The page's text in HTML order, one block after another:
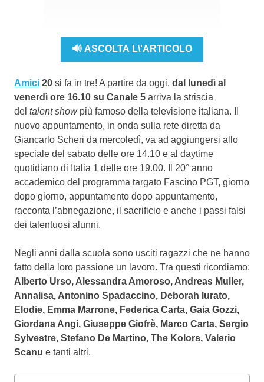
🔊 ASCOLTA L\'ARTICOLO
Amici 20 si fa in tre! A partire da oggi, dal lunedì al
venerdì ore 16.10 su Canale 5 arriva la striscia
del talent showpiù famoso della televisione italiana. Il
nuovo appuntamento, in onda sulla rete diretta da
Giancarlo Scheri da mercoledì, va ad aggiungersi allo
speciale del sabato delle ore 14.10 e al daytime
quotidiano di Italia 1 delle ore 19.00. Il 20° anno
accademico del programma targato Fascino PGT, giorno
dopo giorno, appuntamento dopo appuntamento,
racconta l’abnegazione, il sacrificio e anche i passi falsi
dei talentuosi alunni.
Negli anni dalla scuola sono usciti ragazzi che ne hanno
fatto della loro passione un lavoro. Tra questi ricordiamo:
Alberto Urso, Alessandra Amoroso, Andreas Muller,
Annalisa, Antonino Spadaccino, Deborah Iurato,
Elodie, Emma Marrone, Federica Carta, Gaia Gozzi,
Giordana Angi, Giuseppe Giofrè, Marco Carta, Sergio
Sylvestre, Stefano De Martino, The Kolors, Valerio
Scanu e tanti altri.